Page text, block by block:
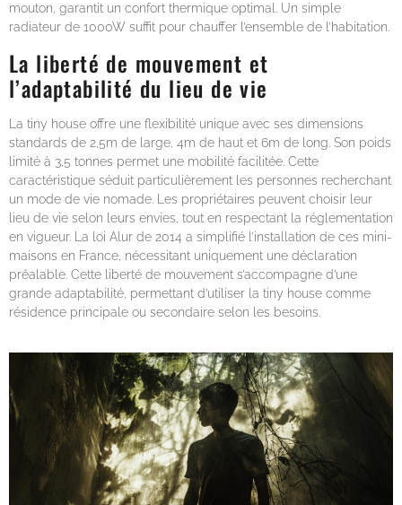
mouton, garantit un confort thermique optimal. Un simple
radiateur de 1000W suffit pour chauffer l’ensemble de l’habitation.
La liberté de mouvement et
l’adaptabilité du lieu de vie
La tiny house offre une flexibilité unique avec ses dimensions
standards de 2,5m de large, 4m de haut et 6m de long. Son poids
limité à 3,5 tonnes permet une mobilité facilitée. Cette
caractéristique séduit particulièrement les personnes recherchant
un mode de vie nomade. Les propriétaires peuvent choisir leur
lieu de vie selon leurs envies, tout en respectant la réglementation
en vigueur. La loi Alur de 2014 a simplifié l’installation de ces mini-
maisons en France, nécessitant uniquement une déclaration
préalable. Cette liberté de mouvement s’accompagne d’une
grande adaptabilité, permettant d’utiliser la tiny house comme
résidence principale ou secondaire selon les besoins.